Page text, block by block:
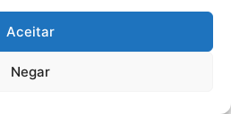
Aceitar
Negar